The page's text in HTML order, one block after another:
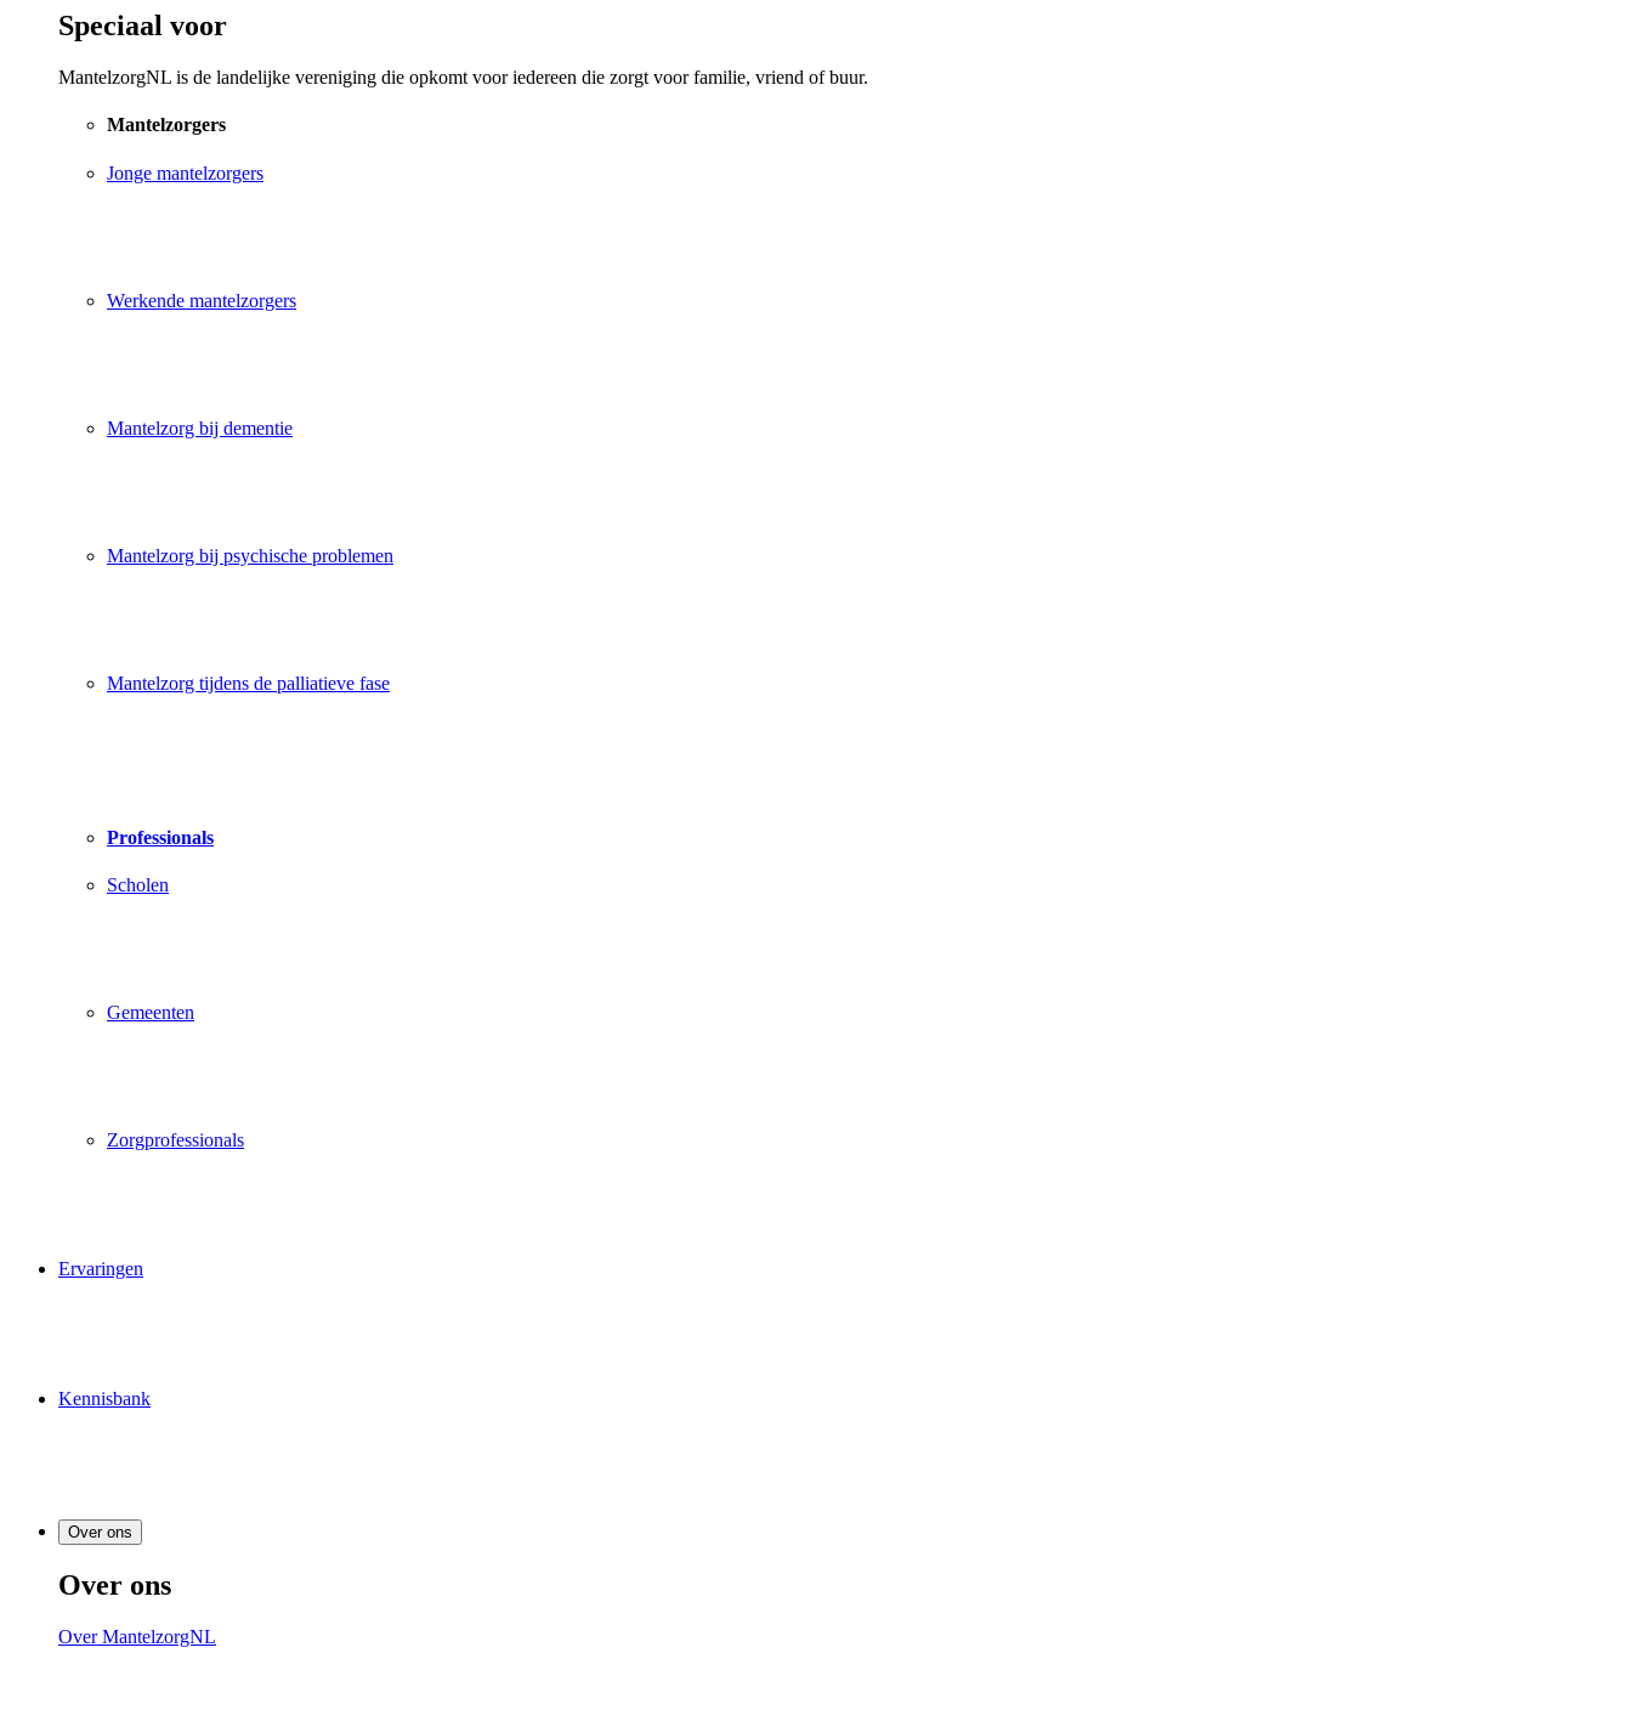
Speciaal voor
MantelzorgNL is de landelijke vereniging die opkomt voor iedereen die zorgt voor familie, vriend of buur.
Mantelzorgers
Jonge mantelzorgers
Werkende mantelzorgers
Mantelzorg bij dementie
Mantelzorg bij psychische problemen
Mantelzorg tijdens de palliatieve fase
Professionals
Scholen
Gemeenten
Zorgprofessionals
Ervaringen
Kennisbank
Over ons
Over ons
Over MantelzorgNL